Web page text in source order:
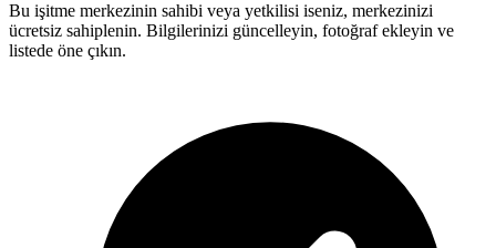
Bu işitme merkezinin sahibi veya yetkilisi iseniz, merkezinizi
ücretsiz sahiplenin. Bilgilerinizi güncelleyin, fotoğraf ekleyin ve
listede öne çıkın.